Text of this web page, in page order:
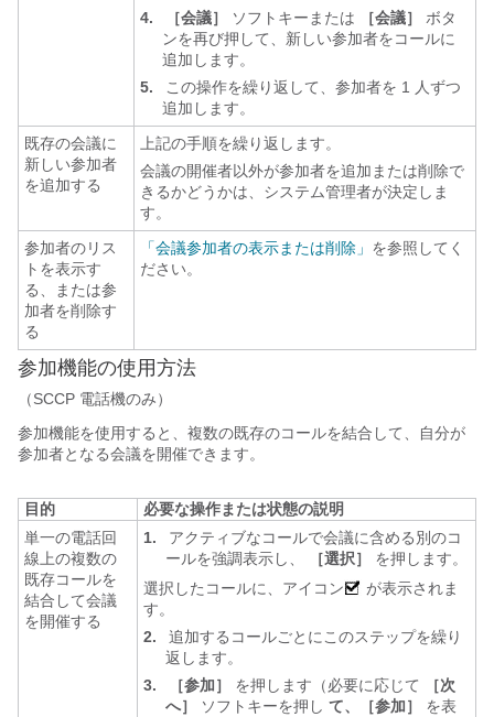
4.
［会議］ ソフトキーまたは ［会議］
ボタ
ンを再び押して、新しい参加者をコールに
追加します。
5.
この操作を繰り返して、参加者を 1 人ずつ
追加します。
既存の会議に
新しい参加者
を追加する
上記の手順を繰り返します。
会議の開催者以外が参加者を追加または削除で
きるかどうかは、システム管理者が決定しま
す。
参加者のリス
トを表示す
る、または参
加者を削除す
る
「会議参加者の表示または削除」 を参照してく
ださい。
参加機能の使用方法
（SCCP 電話機のみ）
参加機能を使用すると、複数の既存のコールを結合して、自分が
参加者となる会議を開催できます。
目的
必要な操作または状態の説明
単一の電話回
線上の複数の
既存コールを
結合して会議
を開催する
1.
アクティブなコールで会議に含める別のコ
ールを強調表示し、
［選択］
を押します。
選択したコールに、アイコン
が表示されま
す。
2.
追加するコールごとにこのステップを繰り
返します。
3.
［参加］ を押します（必要に応じて
［次
へ］
ソフトキーを押し て、［参加］ を表